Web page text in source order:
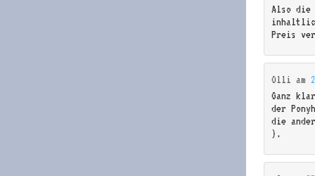
Also die
Preis
Olli am
Ganz
der
die
).